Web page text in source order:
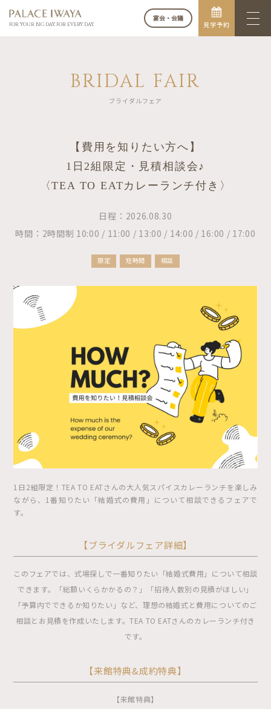
FOR YOUR BIG DAY. FOR EVERY DAY.
宴会・会議
見学予約
BRIDAL FAIR
ブライダルフェア
【費用を知りたい方へ】
1日2組限定・見積相談会♪
〈TEA TO EATカレーランチ付き〉
日程：2026.08.30
時間：2時間制 10:00 / 11:00 / 13:00 / 14:00 / 16:00 / 17:00
限定 短時間 相談
1日2組限定！TEA TO EATさんの大人気スパイスカレーランチを楽しみ
ながら、1番知りたい「結婚式の費用」について相談できるフェアで
す。
【ブライダルフェア詳細】
このフェアでは、式場探しで一番知りたい「結婚式費用」について相談
できます。「総額いくらかかるの？」「招待人数別の見積がほしい」
「予算内でできるか知りたい」など、理想の結婚式と費用についてのご
相談とお見積を作成いたします。TEA TO EATさんのカレーランチ付き
です。
【来館特典&成約特典】
【来館特典】